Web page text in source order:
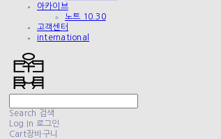
아카이브
노트 10.30
고객센터
international
Search 검색
Log In 로그인
Cart장바구니